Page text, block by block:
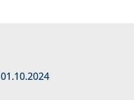
01.10.2024